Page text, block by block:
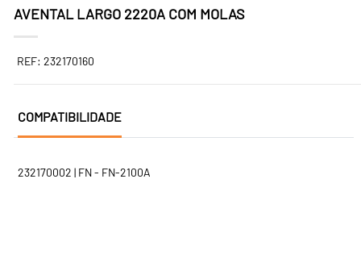
AVENTAL LARGO 2220A COM MOLAS
REF: 232170160
COMPATIBILIDADE
232170002 | FN - FN-2100A